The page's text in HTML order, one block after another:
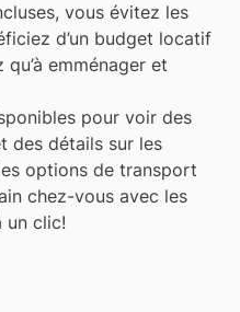
vous évitez les
d’un budget locatif
emménager et
pour voir des
des détails sur les
options de transport
chez-vous avec les
un clic!